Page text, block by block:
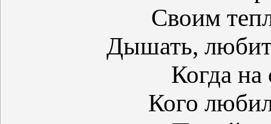
Своим
Дышать,
Когда на
Кого